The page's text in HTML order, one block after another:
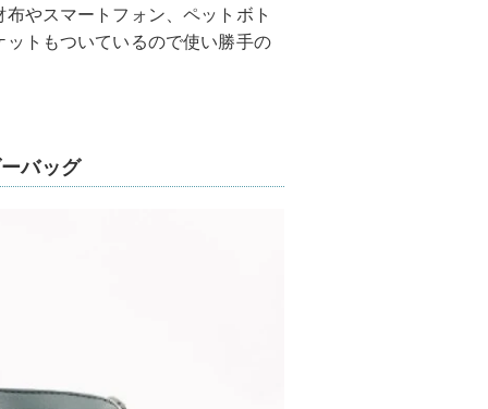
やスマートフォン、ペットボト
トもついているので使い勝手の
バッグ